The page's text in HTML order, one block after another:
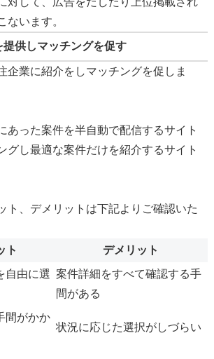
ないます。
供しマッチングを促す
企業に紹介をしマッチングを促しま
あった案件を半自動で配信するサイト
グし最適な案件だけを紹介するサイト
ト、デメリットは下記よりご確認いた
ト
デメリット
自由に選 案件詳細をすべて確認する手
間がある
間がかか
状況に応じた選択がしづらい